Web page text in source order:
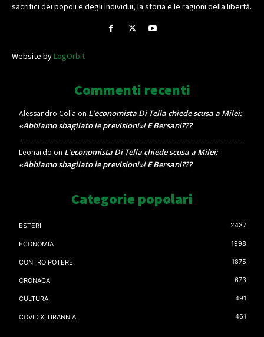
sacrifici dei popoli e degli individui, la storia e le ragioni della libertà.
Website byLogOrbit
Commenti recenti
Alessandro Colla on L’economista Di Tella chiede scusa a Milei:
«Abbiamo sbagliato le previsioni»! E Bersani???
Leonardo on L’economista Di Tella chiede scusa a Milei:
«Abbiamo sbagliato le previsioni»! E Bersani???
Categorie popolari
ESTERI 2437
ECONOMIA 1998
CONTRO POTERE 1875
CRONACA 673
CULTURA 491
COVID & TIRANNIA 461